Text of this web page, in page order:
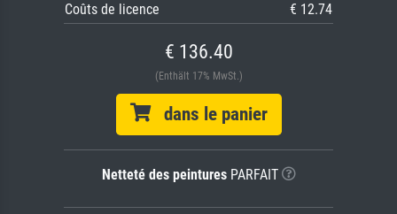
Coûts de licence
€ 12.74
€ 136.40
(Enthält 17% MwSt.)
dans le panier
Netteté des peinturesPARFAIT